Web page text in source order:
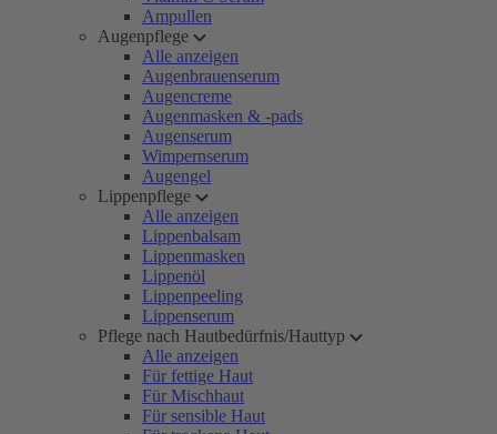
Ampullen
Augenpflege
Alle anzeigen
Augenbrauenserum
Augencreme
Augenmasken & -pads
Augenserum
Wimpernserum
Augengel
Lippenpflege
Alle anzeigen
Lippenbalsam
Lippenmasken
Lippenöl
Lippenpeeling
Lippenserum
Pflege nach Hautbedürfnis/Hauttyp
Alle anzeigen
Für fettige Haut
Für Mischhaut
Für sensible Haut